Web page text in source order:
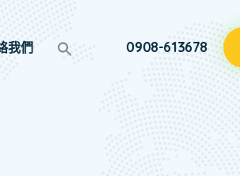
我們 0908-613678